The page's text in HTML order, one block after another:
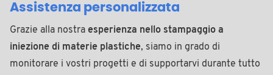
Assistenza personalizzata
Grazie alla nostra esperienza nello stampaggio a
iniezione di materie plastiche, siamo in grado di
monitorare i vostri progetti e di supportarvi durante tutto